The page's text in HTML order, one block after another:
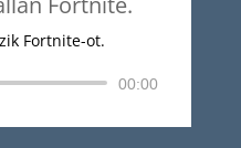
Fortnite-ot.
00:00